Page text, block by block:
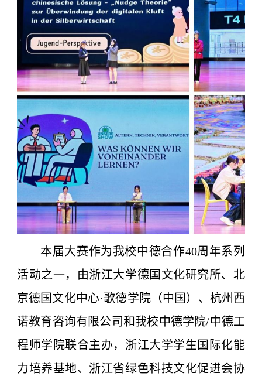
本届大赛作为我校中德合作40周年系列
活动之一，由浙江大学德国文化研究所、北
京德国文化中心·歌德学院（中国）、杭州西
诺教育咨询有限公司和我校中德学院/中德工
程师学院联合主办，浙江大学学生国际化能
力培养基地、浙江省绿色科技文化促进会协